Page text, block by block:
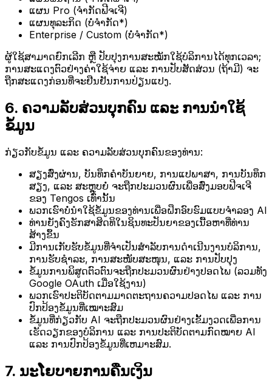
ແຜນ Pro (ຈຳກັດຟີຈເຈີ)
ແຜນທຸລະກິດ (ບໍ່ຈຳກັດ*)
Enterprise / Custom (ບໍ່ຈຳກັດ*)
ຜູ້ໃຊ້ສາມາດຍົກເລີກ ຫຼື ປັບປຸງການສະໝັກໃຊ້ບໍລິການໄດ້ທຸກເວລາ;
ການສະແດງຕົວຢ່າງຄ່າໃຊ້ຈ່າຍ ແລະ ການປັບສັດສ່ວນ (ຖ້າມີ) ຈະ
ຖືກສະແດງກ່ອນທີ່ຈະຢືນຢັນການປ່ຽນແປງ.
6. ຄວາມລັບສ່ວນບຸກຄົນ ແລະ ການນໍາໃຊ້
ຂໍ້ມູນ
ກ່ຽວກັບຂໍ້ມູນ ແລະ ຄວາມລັບສ່ວນບຸກຄົນຂອງທ່ານ:
ສຽງສົ່ງຜ່ານ, ບັນທຶກຄຳບັນຍາຍ, ການແປພາສາ, ການບັນທຶກ
ສຽງ, ແລະ ສະຫຼຸບຍໍ່ ຈະຖືກປະມວນຜົນເພື່ອສົ່ງມອບຟີຈເຈີ
ຂອງ Tengos ເທົ່ານັ້ນ
ພວກເຮົາບໍ່ນໍາໃຊ້ຂໍ້ມູນຂອງທ່ານເພື່ອຝຶກອົບຮົມແບບຈໍາລອງ AI
ທ່ານຍັງຄົງຮັກສາສິດທິໃນຊິນທະປັນຍາຂອງເນື້ອຫາທີ່ທ່ານ
ສ້າງຂຶ້ນ
ມີການເກັບຮັບຂໍ້ມູນທີ່ຈໍາເປັນສໍາລັບການດໍາເນີນງານບໍລິການ,
ການຮັບຊໍາລະ, ການສະໜັບສະໜຸນ, ແລະ ການປັບປຸງ
ຂໍ້ມູນການພິສູດຕົວຕົນຈະຖືກປະມວນຜົນຢ່າງປອດໄພ (ລວມທັງ
Google OAuth ເມື່ອໃຊ້ງານ)
ພວກເຮົາປະຕິບັດຕາມມາດຕະຖານຄວາມປອດໄພ ແລະ ການ
ປົກປ້ອງຂໍ້ມູນທີ່ເໝາະສົມ
ຂໍ້ມູນທີ່ກ່ຽວກັບ AI ຈະຖືກປະມວນຜົນຢ່າງເຂັ້ມງວດເພື່ອການ
ເຮັດວຽກຂອງບໍລິການ ແລະ ການປະຕິບັດຕາມກົດໝາຍ AI
ແລະ ການປົກປ້ອງຂໍ້ມູນທີ່ເຫມາະສົມ.
7. ນະໂຍບາຍການຄືນເງິນ